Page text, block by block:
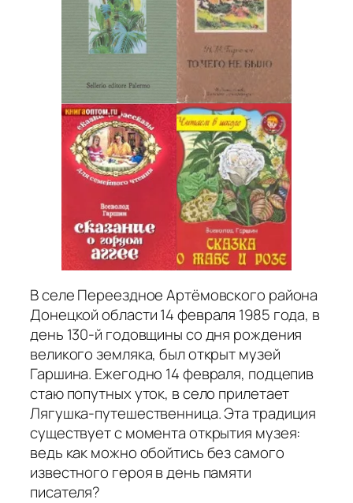
В селе Переездное Артёмовского района
Донецкой области 14 февраля 1985 года, в
день 130-й годовщины со дня рождения
великого земляка, был открыт музей
Гаршина. Ежегодно 14 февраля, подцепив
стаю попутных уток, в село прилетает
Лягушка-путешественница. Эта традиция
существует с момента открытия музея:
ведь как можно обойтись без самого
известного героя в день памяти
писателя?